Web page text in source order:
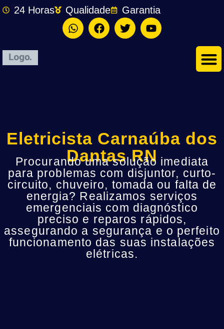
24 Horas Qualidade Garantia
Eletricista Carnaúba dos
Dantas RN
Procurando uma solução imediata
para problemas com disjuntor, curto-
circuito, chuveiro, tomada ou falta de
energia? Realizamos serviços
emergenciais com diagnóstico
preciso e reparos rápidos,
assegurando a segurança e o perfeito
funcionamento das suas instalações
elétricas.